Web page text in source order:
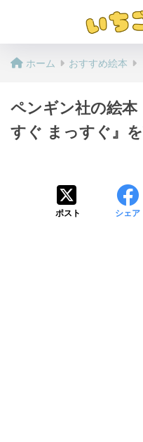
ホーム おすすめ絵本
ペンギン社の絵
すぐ まっすぐ』
ポスト シェア